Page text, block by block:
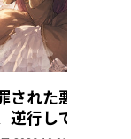
された悪役令嬢
逆行して完璧な